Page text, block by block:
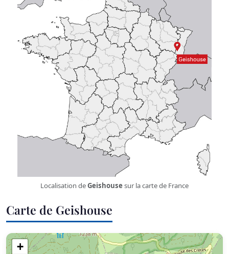
Localisation deGeishousesur la carte de France
Carte de Geishouse
+